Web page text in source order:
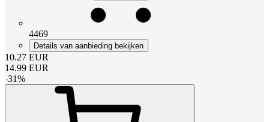
4469
Details van aanbieding bekijken
10.27 EUR
14.99 EUR
-31%